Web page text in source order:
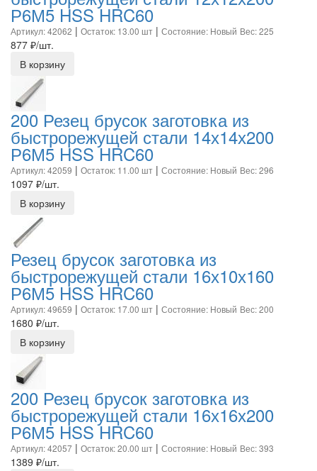
Р6М5 HSS HRC60
Артикул: 42062 | Остаток: 13.00 шт | Состояние: Новый Вес: 225
877 ₽/шт.
В корзину
200 Резец брусок заготовка из
быстрорежущей стали 14х14х200
Р6М5 HSS HRC60
Артикул: 42059 | Остаток: 11.00 шт | Состояние: Новый Вес: 296
1097 ₽/шт.
В корзину
Резец брусок заготовка из
быстрорежущей стали 16х10х160
Р6М5 HSS HRC60
Артикул: 49659 | Остаток: 17.00 шт | Состояние: Новый Вес: 200
1680 ₽/шт.
В корзину
200 Резец брусок заготовка из
быстрорежущей стали 16х16х200
Р6М5 HSS HRC60
Артикул: 42057 | Остаток: 20.00 шт | Состояние: Новый Вес: 393
1389 ₽/шт.